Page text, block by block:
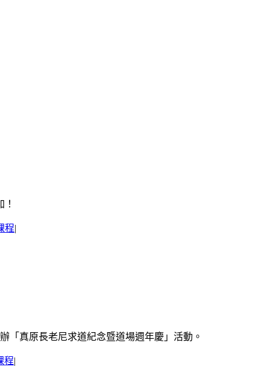
程|
「真原長老尼求道紀念暨道場週年慶」活動。
程|